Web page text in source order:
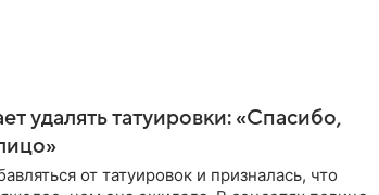
удалять татуировки: «Спасибо,
от татуировок и призналась, что